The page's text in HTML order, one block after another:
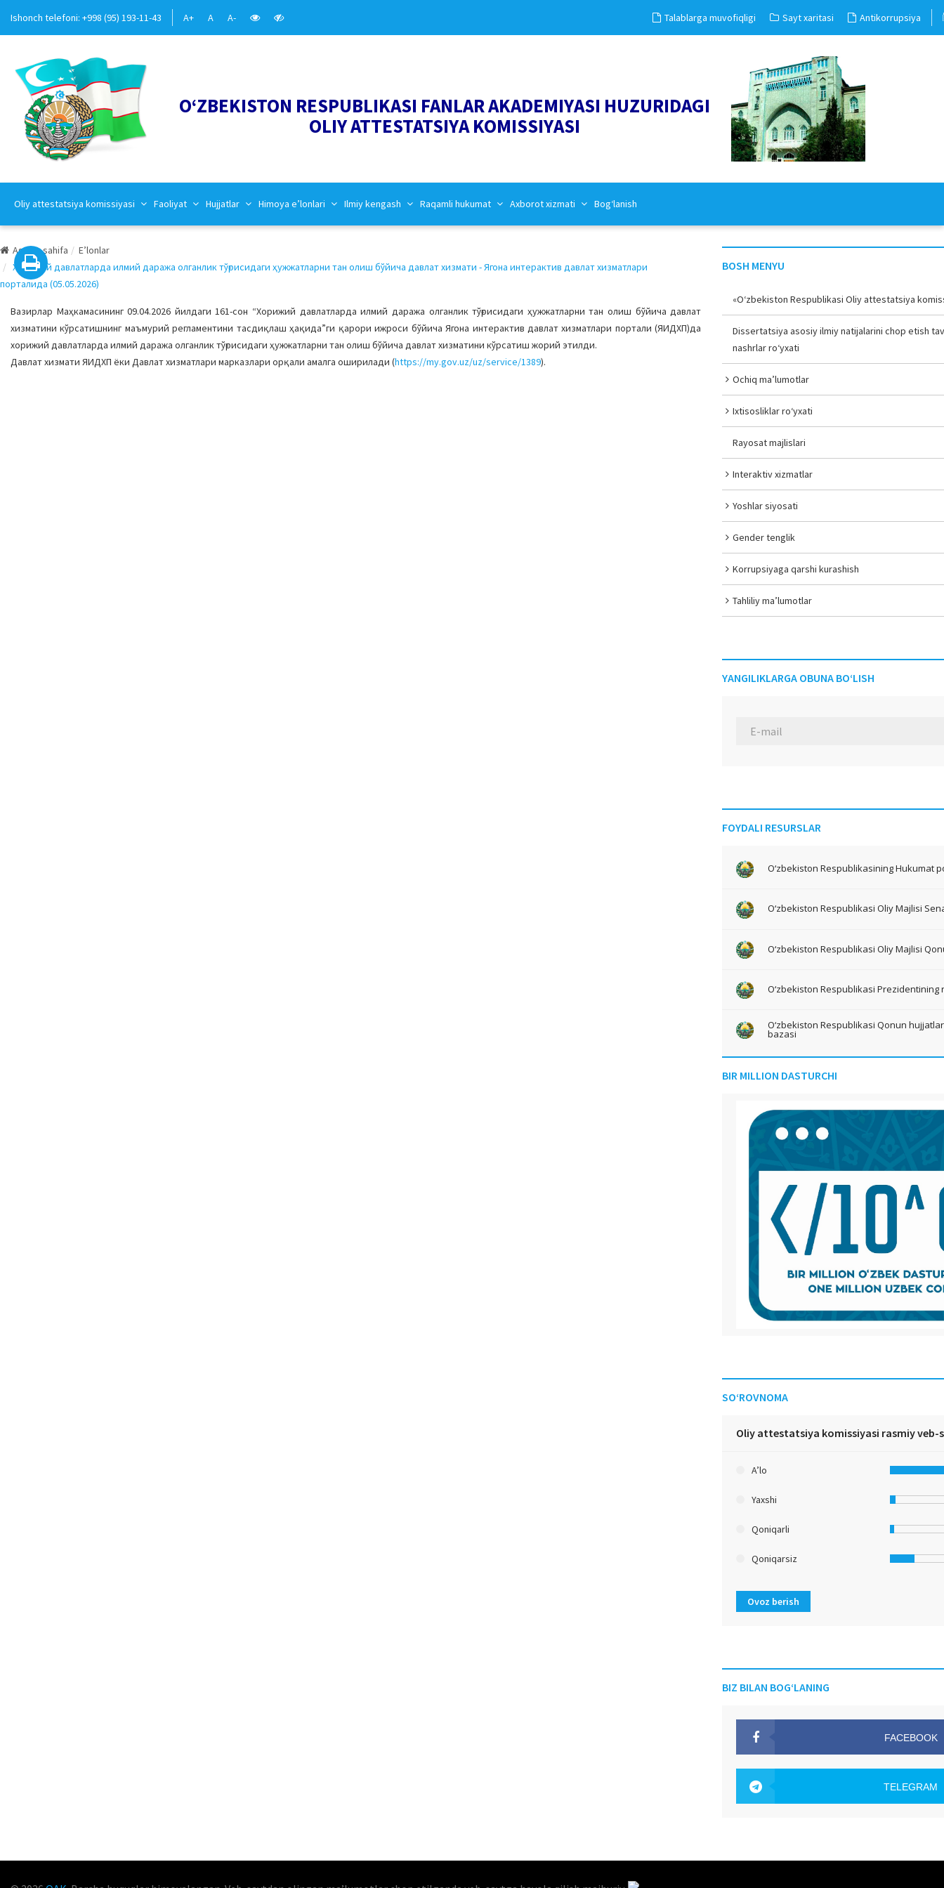
Ishonch telefoni: +998 (95) 193-11-43 A+ A A- Talablarga muvofiqligi Sayt xaritasi Antikorrupsiya
O‘ZBEKISTON RESPUBLIKASI FANLAR AKADEMIYASI HUZURIDAGI
OLIY ATTESTATSIYA KOMISSIYASI
Oliy attestatsiya komissiyasi Faoliyat Hujjatlar Himoya e’lonlari Ilmiy kengash Raqamli hukumat Axborot xizmati Bog‘lanish
Asosiy sahifa
E’lonlar
Хорижий давлатларда илмий даража олганлик тўғрисидаги ҳужжатларни тан олиш бўйича давлат хизмати - Ягона интерактив давлат хизматлари
порталида (05.05.2026)
Вазирлар Маҳкамасининг 09.04.2026 йилдаги 161-сон “Хорижий давлатларда илмий даража олганлик тўғрисидаги ҳужжатларни тан олиш бўйича давлат
хизматини кўрсатишнинг маъмурий регламентини тасдиқлаш ҳақида”ги қарори ижроси бўйича Ягона интерактив давлат хизматлари портали (ЯИДХП)да
хорижий давлатларда илмий даража олганлик тўғрисидаги ҳужжатларни тан олиш бўйича давлат хизматини кўрсатиш жорий этилди.
Давлат хизмати ЯИДХП ёки Давлат хизматлари марказлари орқали амалга оширилади (https://my.gov.uz/uz/service/1389).
BOSH MENYU
«O‘zbekiston Respublikasi Oliy attestatsiya
Dissertatsiya asosiy ilmiy natijalarini chop etish
nashrlar ro‘yxati
Ochiq ma’lumotlar
Ixtisosliklar ro‘yxati
Rayosat majlislari
Interaktiv xizmatlar
Yoshlar siyosati
Gender tenglik
Korrupsiyaga qarshi kurashish
Tahliliy ma’lumotlar
YANGILIKLARGA OBUNA BO‘LISH
FOYDALI RESURSLAR
O‘zbekiston Respublikasining Hukumat
O‘zbekiston Respublikasi Oliy Majlisi
O‘zbekiston Respublikasi Oliy Majlisi
O‘zbekiston Respublikasi Prezidentining
O‘zbekiston Respublikasi Qonun
bazasi
BIR MILLION DASTURCHI
SO‘ROVNOMA
Oliy attestatsiya komissiyasi rasmiy
A’lo
Yaxshi
Qoniqarli
Qoniqarsiz
Ovoz berish
BIZ BILAN BOG‘LANING
FACEBOOK
TELEGRAM